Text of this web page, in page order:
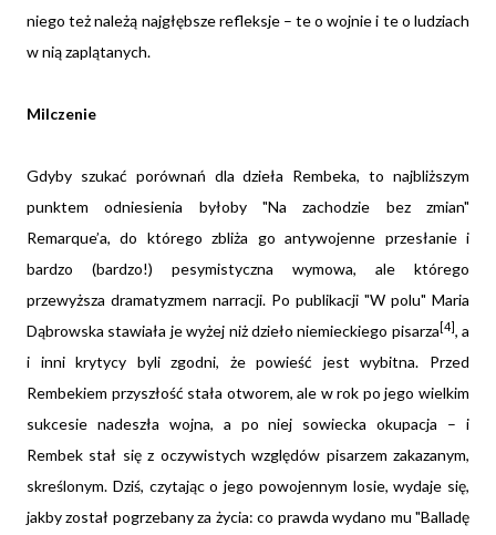
niego też należą najgłębsze refleksje – te o wojnie i te o ludziach
w nią zaplątanych.
Milczenie
Gdyby szukać porównań dla dzieła Rembeka, to najbliższym
punktem odniesienia byłoby "Na zachodzie bez zmian"
Remarque’a, do którego zbliża go antywojenne przesłanie i
bardzo (bardzo!) pesymistyczna wymowa, ale którego
przewyższa dramatyzmem narracji. Po publikacji "W polu" Maria
Dąbrowska stawiała je wyżej niż dzieło niemieckiego pisarza [4], a
i inni krytycy byli zgodni, że powieść jest wybitna. Przed
Rembekiem przyszłość stała otworem, ale w rok po jego wielkim
sukcesie nadeszła wojna, a po niej sowiecka okupacja – i
Rembek stał się z oczywistych względów pisarzem zakazanym,
skreślonym. Dziś, czytając o jego powojennym losie, wydaje się,
jakby został pogrzebany za życia: co prawda wydano mu "Balladę